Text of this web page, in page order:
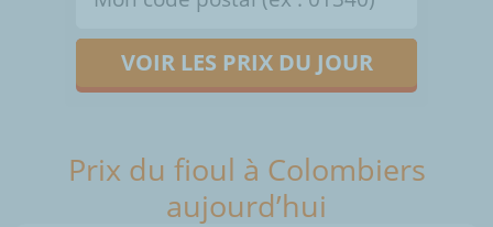
VOIR LES PRIX DU JOUR
Prix du fioul à Colombiers
aujourd’hui